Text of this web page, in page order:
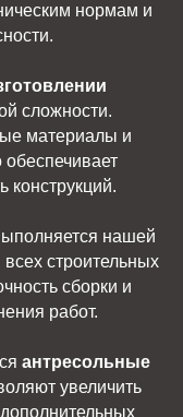
нормам и
сложности.
материалы и
конструкций.
нашей
строительных
сборки и
работ.
антресольные
увеличить